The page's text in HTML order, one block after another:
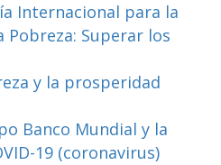
Internacional para la
Pobreza: Superar los
y la prosperidad
Banco Mundial y la
19 (coronavirus)